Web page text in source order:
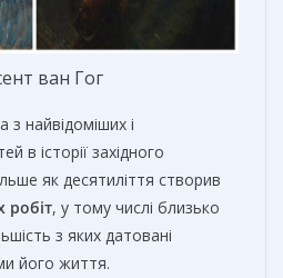
ван Гог
найвідоміших і
в історії західного
як десятиліття створив
робіт, у тому числі близько
з яких датовані
його життя.